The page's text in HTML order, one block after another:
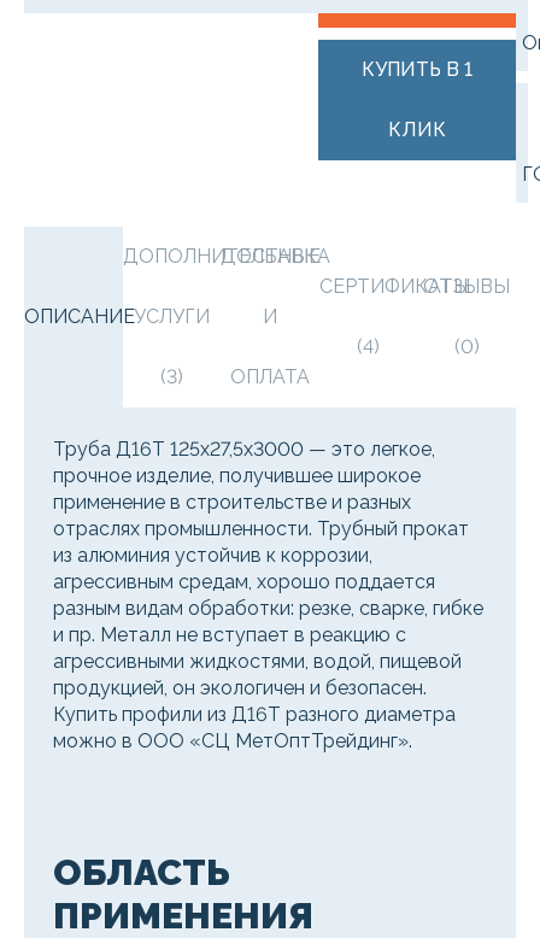
КУПИТЬ В 1
КЛИК
ОПИСАНИЕ
ДОПОЛНИТЕЛЬНЫЕ
УСЛУГИ
(3)
ДОСТАВКА
И
ОПЛАТА
СЕРТИФИКАТЫ
(4)
ОТЗЫВЫ
(0)
Труба Д16Т 125х27,5х3000 — это легкое,
прочное изделие, получившее широкое
применение в строительстве и разных
отраслях промышленности. Трубный прокат
из алюминия устойчив к коррозии,
агрессивным средам, хорошо поддается
разным видам обработки: резке, сварке, гибке
и пр. Металл не вступает в реакцию с
агрессивными жидкостями, водой, пищевой
продукцией, он экологичен и безопасен.
Купить профили из Д16Т разного диаметра
можно в ООО «СЦ МетОптТрейдинг».
ОБЛАСТЬ
ПРИМЕНЕНИЯ